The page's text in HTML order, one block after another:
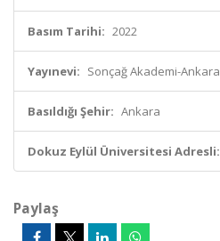
Basım Tarihi: 2022
Yayınevi: Sonçağ Akademi-Ankara
Basıldığı Şehir: Ankara
Dokuz Eylül Üniversitesi Adresli:
Paylaş